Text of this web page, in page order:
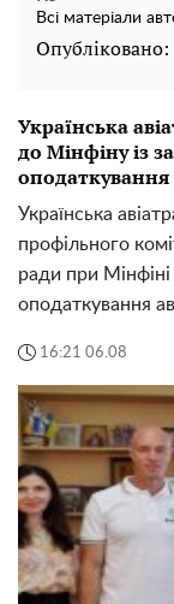
Всі матеріали
Опубліковано:
Українська
до Мінфіну із
оподаткування
Українська
профільного
ради при
оподаткування
16:21 06.08